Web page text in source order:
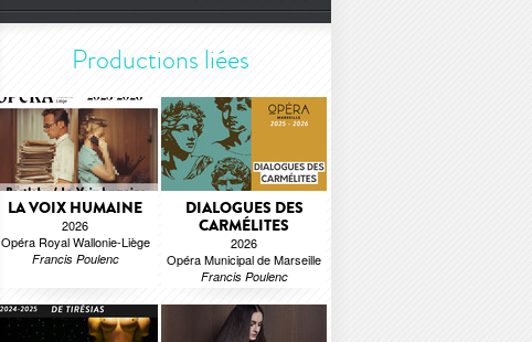
Productions liées
LA VOIX HUMAINE
2026
Opéra Royal Wallonie-Liège
Francis Poulenc
DIALOGUES DES
CARMÉLITES
2026
Opéra Municipal de Marseille
Francis Poulenc